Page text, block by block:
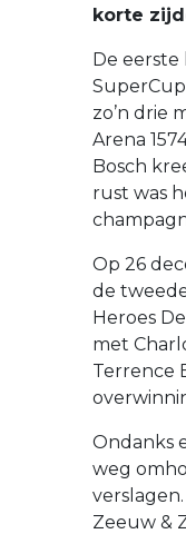
korte
De eerste
zo’n drie
Arena
Bosch
rust was
Op 26
de
Heroes
met
Terrence
Ondanks
weg
Zeeuw &